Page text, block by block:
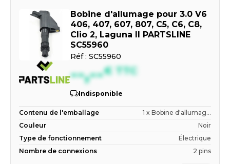
Bobine d'allumage pour 3.0 V6
406, 407, 607, 807, C5, C6, C8,
Clio 2, Laguna II PARTSLINE
SC55960
Réf : SC55960
--,--€ TTC
Indisponible
Contenu de l'emballage
1 x Bobine d'allumag...
Couleur
Noir
Type de fonctionnement
Électrique
Nombre de connexions
2 pins